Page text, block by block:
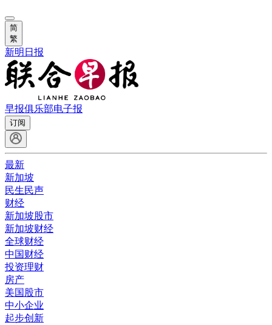
简
繁
新明日报
早报俱乐部电子报
订阅
最新
新加坡
民生民声
财经
新加坡股市
新加坡财经
全球财经
中国财经
投资理财
房产
美国股市
中小企业
起步创新